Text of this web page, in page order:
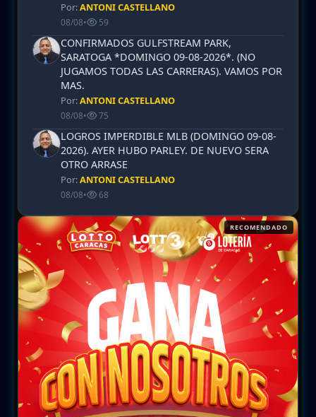
Por:ANTONI CASTELLANO
08/08• 59
CONFIRMADOS GULFSTREAM PARK,
SARATOGA *DOMINGO 09-08-2026*. (NO
JUGAMOS TODAS LAS CARRERAS). VAMOS POR
MAS.
Por:ANTONI CASTELLANO
08/08• 75
LOGROS IMPERDIBLE MLB (DOMINGO 09-08-
2026). AYER HUBO PARLEY. DE NUEVO SERA
OTRO ARRASE
Por:ANTONI CASTELLANO
08/08• 68
RECOMENDADO